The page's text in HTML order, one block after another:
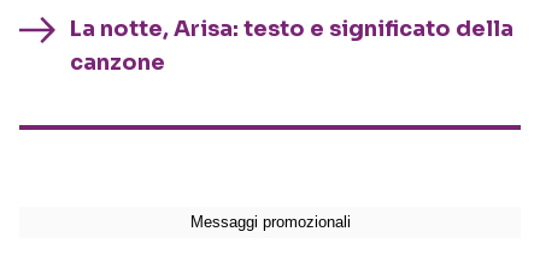
La notte, Arisa: testo e significato della
canzone